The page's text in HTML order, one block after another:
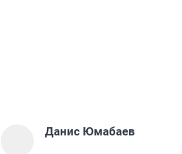
Данис Юмабаев